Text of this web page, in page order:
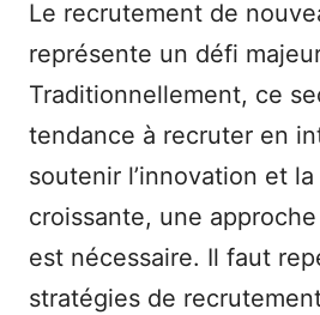
Le recrutement de
représente un défi
Traditionnellement, ce
tendance à recruter en
soutenir l’innovation et
croissante, une
est nécessaire. Il faut
stratégies de